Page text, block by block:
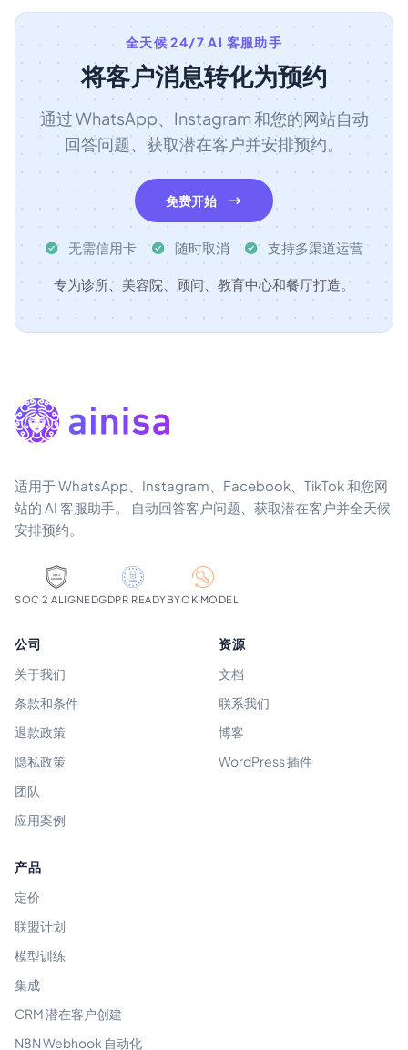
全天候 24/7 AI 客服助手
将客户消息转化为预约
通过 WhatsApp、Instagram 和您的网站自动
回答问题、获取潜在客户并安排预约。
免费开始
无需信用卡 随时取消 支持多渠道运营
专为诊所、美容院、顾问、教育中心和餐厅打造。
适用于 WhatsApp、Instagram、Facebook、TikTok 和您网
站的 AI 客服助手。 自动回答客户问题、获取潜在客户并全天候
安排预约。
SOC 2 ALIGNEDGDPR READYBYOK MODEL
公司
关于我们
条款和条件
退款政策
隐私政策
团队
应用案例
资源
文档
联系我们
博客
WordPress 插件
产品
定价
联盟计划
模型训练
集成
CRM 潜在客户创建
N8N Webhook 自动化